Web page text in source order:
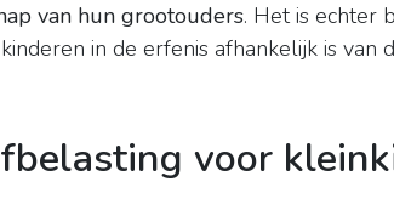
van hun grootouders. Het is echter
in de erfenis afhankelijk is van
voor